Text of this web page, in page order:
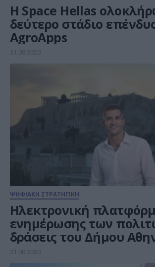
Η Space Hellas
δεύτερο στάδιο
AgroApps
31.08.2020
ΨΗΦΙΑΚΗ ΣΤΡΑΤΗΓΙΚΗ
Ηλεκτρονική
ενημέρωσης των
δράσεις του Δήμου
στις 129 γειτονιές της
31.08.2020